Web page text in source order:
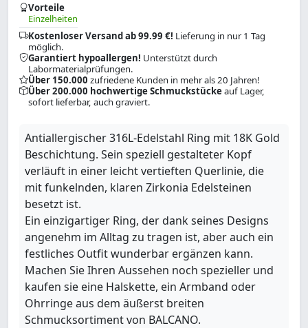
Vorteile
Einzelheiten
Kostenloser Versand ab 99.99 €! Lieferung in nur 1 Tag
möglich.
Garantiert hypoallergen! Unterstützt durch
Labormaterialprüfungen.
Über 150.000 zufriedene Kunden in mehr als 20 Jahren!
Über 200.000 hochwertige Schmuckstückeauf Lager,
sofort lieferbar, auch graviert.
Antiallergischer 316L-Edelstahl Ring mit 18K Gold
Beschichtung. Sein speziell gestalteter Kopf
verläuft in einer leicht vertieften Querlinie, die
mit funkelnden, klaren Zirkonia Edelsteinen
besetzt ist.
Ein einzigartiger Ring, der dank seines Designs
angenehm im Alltag zu tragen ist, aber auch ein
festliches Outfit wunderbar ergänzen kann.
Machen Sie Ihren Aussehen noch spezieller und
kaufen sie eine Halskette, ein Armband oder
Ohrringe aus dem äußerst breiten
Schmucksortiment von BALCANO.